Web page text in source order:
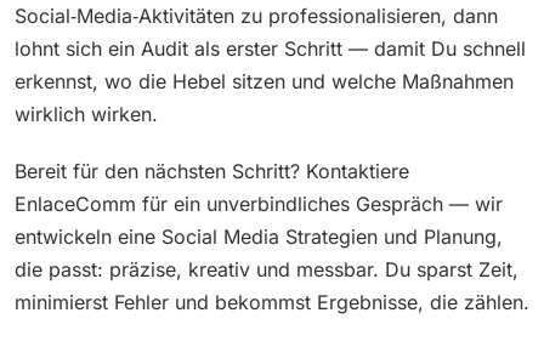
Social‑Media‑Aktivitäten zu professionalisieren, dann
lohnt sich ein Audit als erster Schritt — damit Du schnell
erkennst, wo die Hebel sitzen und welche Maßnahmen
wirklich wirken.
Bereit für den nächsten Schritt? Kontaktiere
EnlaceComm für ein unverbindliches Gespräch — wir
entwickeln eine Social Media Strategien und Planung,
die passt: präzise, kreativ und messbar. Du sparst Zeit,
minimierst Fehler und bekommst Ergebnisse, die zählen.